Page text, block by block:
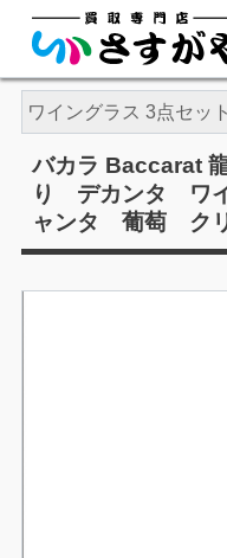
ワイングラス 3点セ
バカラ Baccarat
り デカンタ ワイ
ャンタ 葡萄 ク